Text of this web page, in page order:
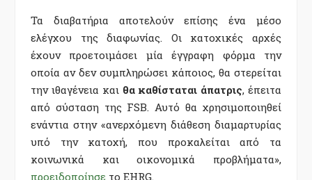
Τα διαβατήρια αποτελούν επίσης ένα μέσο
ελέγχου της διαφωνίας. Οι κατοχικές αρχές
έχουν προετοιμάσει μία έγγραφη φόρμα την
οποία αν δεν συμπληρώσει κάποιος, θα στερείται
την ιθαγένεια καιθα καθίσταται άπατρις, έπειτα
από σύσταση της FSB. Αυτό θα χρησιμοποιηθεί
ενάντια στην «ανερχόμενη διάθεση διαμαρτυρίας
υπό την κατοχή, που προκαλείται από τα
κοινωνικά και οικονομικά προβλήματα»,
προειδοποίησε το EHRG.